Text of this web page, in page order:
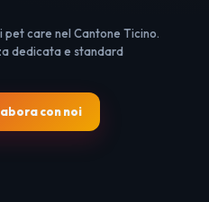
care nel Cantone Ticino.
dedicata e standard
con noi